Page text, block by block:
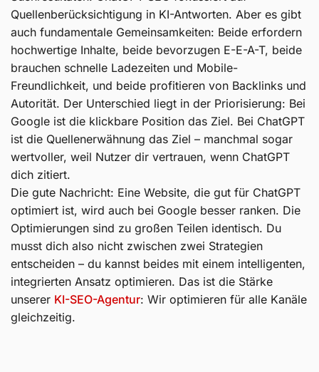
Quellenberücksichtigung in KI-Antworten. Aber es gibt
auch fundamentale Gemeinsamkeiten: Beide erfordern
hochwertige Inhalte, beide bevorzugen E-E-A-T, beide
brauchen schnelle Ladezeiten und Mobile-
Freundlichkeit, und beide profitieren von Backlinks und
Autorität. Der Unterschied liegt in der Priorisierung: Bei
Google ist die klickbare Position das Ziel. Bei ChatGPT
ist die Quellenerwähnung das Ziel – manchmal sogar
wertvoller, weil Nutzer dir vertrauen, wenn ChatGPT
dich zitiert.
Die gute Nachricht: Eine Website, die gut für ChatGPT
optimiert ist, wird auch bei Google besser ranken. Die
Optimierungen sind zu großen Teilen identisch. Du
musst dich also nicht zwischen zwei Strategien
entscheiden – du kannst beides mit einem intelligenten,
integrierten Ansatz optimieren. Das ist die Stärke
unserer KI-SEO-Agentur: Wir optimieren für alle Kanäle
gleichzeitig.